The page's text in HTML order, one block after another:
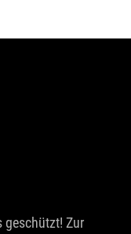
geschützt! Zur